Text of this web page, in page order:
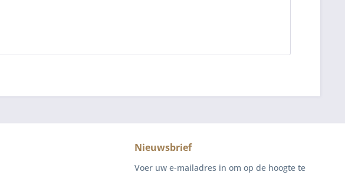
Nieuwsbrief
Voer uw e-mailadres in om op de hoogte te